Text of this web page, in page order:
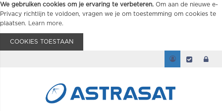
We gebruiken cookies om je ervaring te verbeteren. Om aan de nieuwe e-
Privacy richtlijn te voldoen, vragen we je om toestemming om cookies te
plaatsen.
Learn more.
COOKIES TOESTAAN